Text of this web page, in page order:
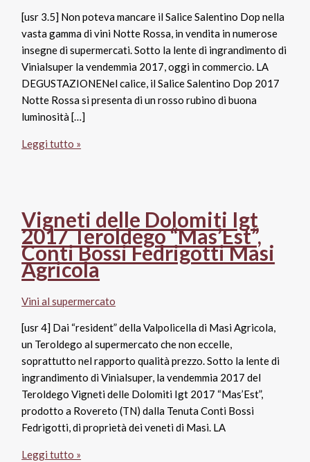
[usr 3.5] Non poteva mancare il Salice Salentino Dop nella
vasta gamma di vini Notte Rossa, in vendita in numerose
insegne di supermercati. Sotto la lente di ingrandimento di
Vinialsuper la vendemmia 2017, oggi in commercio. LA
DEGUSTAZIONENel calice, il Salice Salentino Dop 2017
Notte Rossa si presenta di un rosso rubino di buona
luminosità […]
Salice
Notte
Rossa
Leggi tutto »
Vigneti delle Dolomiti Igt
2017 Teroldego “Mas’Est”,
Conti Bossi Fedrigotti Masi
Agricola
Vini al supermercato
[usr 4] Dai “resident” della Valpolicella di Masi Agricola,
un Teroldego al supermercato che non eccelle,
soprattutto nel rapporto qualità prezzo. Sotto la lente di
ingrandimento di Vinialsuper, la vendemmia 2017 del
Teroldego Vigneti delle Dolomiti Igt 2017 “Mas’Est”,
prodotto a Rovereto (TN) dalla Tenuta Conti Bossi
Fedrigotti, di proprietà dei veneti di Masi. LA
Vigneti
Leggi tutto »